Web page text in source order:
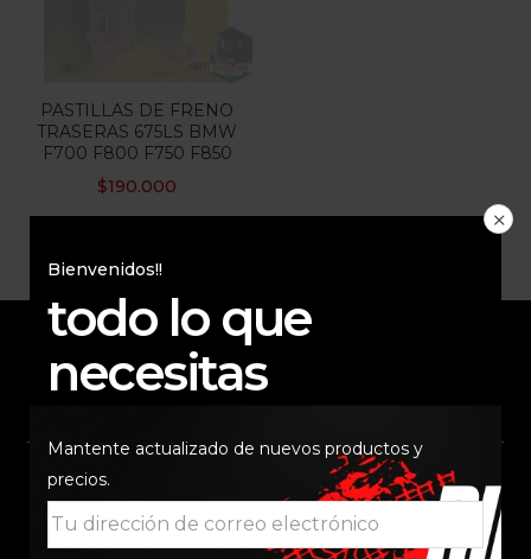
PASTILLAS DE FRENO
TRASERAS 675LS BMW
F700 F800 F750 F850
$190.000
Bienvenidos!!
todo lo que
necesitas
Mantente actualizado de nuevos productos y
precios.
ENVÍO RAPIDO Y
SOPORTE COMUNIDAD